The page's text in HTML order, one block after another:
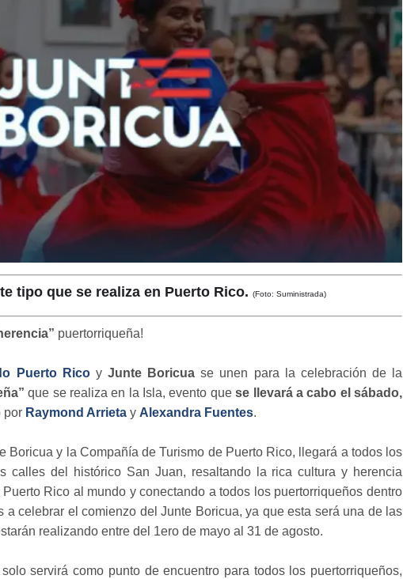
tipo que se realiza en Puerto Rico. (Foto: Suministrada)
puertorriqueña!
Puerto Ricoy Junte Boricua se unen para la celebración de la
que se realiza en la Isla, evento quese llevará a cabo el sábado,
por Raymond Arrieta y Alexandra Fuentes.
Boricua y la Compañía de Turismo de Puerto Rico, llegará a todos los
calles del histórico San Juan, resaltando la rica cultura y herencia
Rico al mundo y conectando a todos los puertorriqueños dentro
a celebrar el comienzo del Junte Boricua, ya que esta será una de las
realizando entre del 1ero de mayo al 31 de agosto.
servirá como punto de encuentro para todos los puertorriqueños,